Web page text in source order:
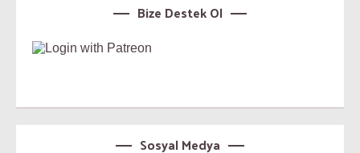
Bize Destek Ol
Sosyal Medya